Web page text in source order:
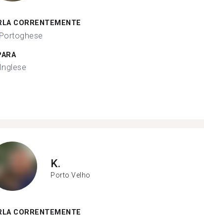
CORRENTEMENTE
Portoghese
Inglese
K.
Porto Velho
CORRENTEMENTE